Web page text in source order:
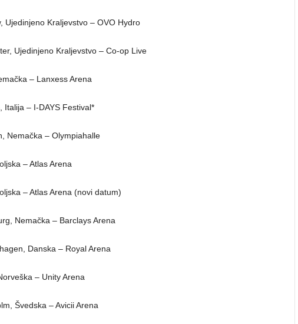
Ujedinjeno Kraljevstvo – OVO Hydro
Ujedinjeno Kraljevstvo – Co-op Live
– Lanxess Arena
– I-DAYS Festival*
Nemačka – Olympiahalle
– Atlas Arena
– Atlas Arena (novi datum)
Nemačka – Barclays Arena
Danska – Royal Arena
– Unity Arena
Švedska – Avicii Arena